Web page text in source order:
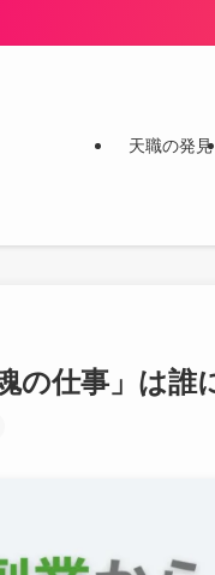
天職の発見
の仕事」は誰